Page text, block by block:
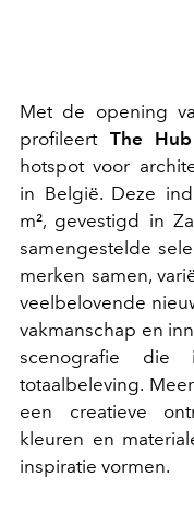
Met de opening
profileert The
hotspot voor
in België. Deze
m², gevestigd in
samengestelde
merken samen,
veelbelovende
vakmanschap en
scenografie
totaalbeleving.
een creatieve
kleuren en
inspiratie vormen.